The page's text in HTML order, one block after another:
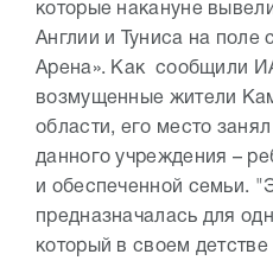
которые накануне
Англии и Туниса на поле
Арена». Как сообщили
возмущенные жители
области, его место
данного учреждения –
и обеспеченной семьи.
предназначалась для
который в своем